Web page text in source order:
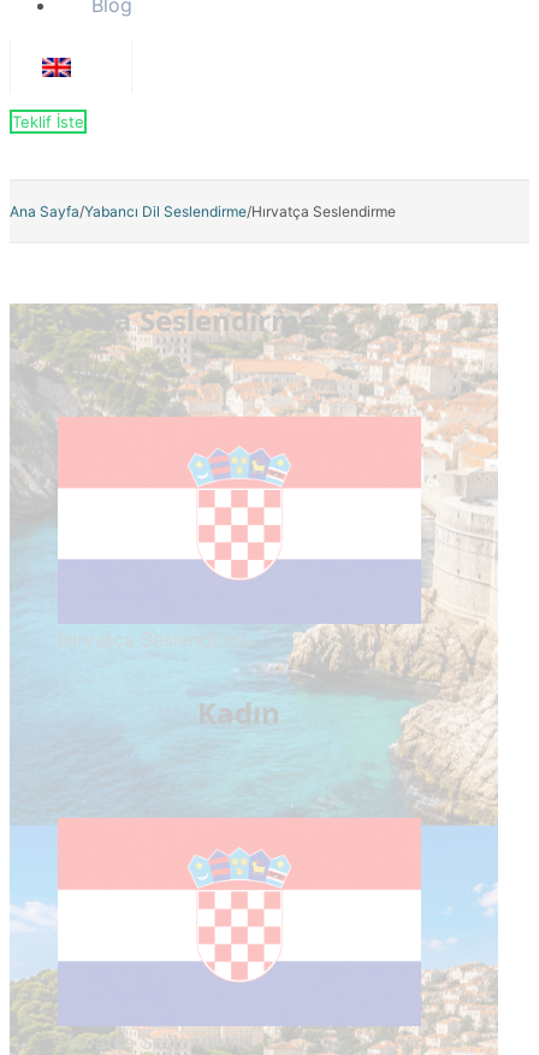
Blog
Teklif İste
Ana Sayfa/Yabancı Dil Seslendirme/Hırvatça Seslendirme
Hırvatça Seslendirme
Hırvatça Seslendirme
Kadın
Hırvatça Seslendirme